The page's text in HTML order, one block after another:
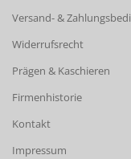
Versand- &
Widerrufsrecht
Prägen & Kaschieren
Firmenhistorie
Kontakt
Impressum